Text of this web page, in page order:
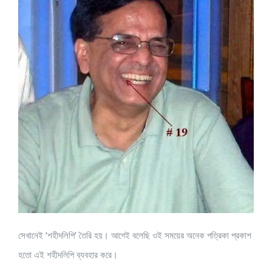
সেখানেই ‘শহীদলিপি’ তৈরি হয়। আগেই বলেছি ওই সময়ের অনেক পত্রিকা প্রকাশ
হতো এই শহীদলিপি ব্যবহার করে।